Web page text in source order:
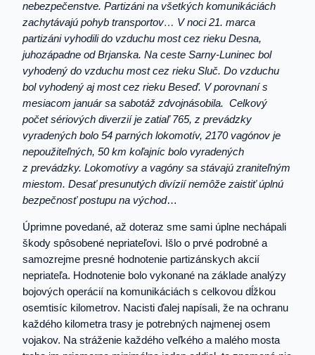
nebezpečenstve. Partizáni na všetkých komunikáciách
zachytávajú pohyb transportov… V noci 21. marca
partizáni vyhodili do vzduchu most cez rieku Desna,
juhozápadne od Brjanska. Na ceste Sarny-Luninec bol
vyhodený do vzduchu most cez rieku Sluč. Do vzduchu
bol vyhodený aj most cez rieku Beseď. V porovnaní s
mesiacom január sa sabotáž zdvojnásobila. Celkový
počet sériových diverzií je zatiaľ 765, z prevádzky
vyradených bolo 54 parných lokomotív, 2170 vagónov je
nepoužiteľných, 50 km koľajníc bolo vyradených
z prevádzky. Lokomotívy a vagóny sa stávajú zraniteľným
miestom. Desať presunutých divízií nemôže zaistiť úplnú
bezpečnosť postupu na východ…
Úprimne povedané, až doteraz sme sami úplne nechápali
škody spôsobené nepriateľovi. Išlo o prvé podrobné a
samozrejme presné hodnotenie partizánskych akcií
nepriateľa. Hodnotenie bolo vykonané na základe analýzy
bojových operácií na komunikáciách s celkovou dĺžkou
osemtisíc kilometrov. Nacisti ďalej napísali, že na ochranu
každého kilometra trasy je potrebných najmenej osem
vojakov. Na stráženie každého veľkého a malého mosta